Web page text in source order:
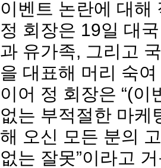
이벤트 논란에 대해
정 회장은 19일 대
과 유가족, 그리고
을 대표해 머리 숙
이어 정 회장은 “(
없는 부적절한 마케
해 오신 모든 분의
없는 잘못”이라고